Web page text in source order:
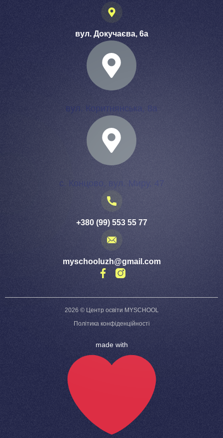
вул. Докучаєва, 6а
вул. Коритнянська, 8а
с. Концово, вул. Миру, 47
+380 (99) 553 55 77
myschooluzh@gmail.com
2026 © Центр освіти MYSCHOOL
Політика конфіденційності
made with